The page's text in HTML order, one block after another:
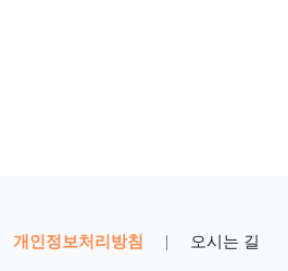
개인정보처리방침 | 오시는 길